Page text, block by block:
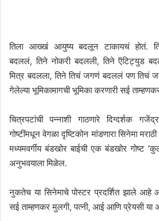
तिला आख्खं आयुष्य बदलून टाकायचं होतं.
बदललं, तिने नोकरी बदलली, तिने ऍटिट्युड
मित्र बदलला, तिने तिचं जगणं बदललं पण तिचं
गेलेल्या भूमिकामागची भूमिका करणारी सई
चित्रपटांची पन्नाशी गाठणारे दिग्दर्शक
गोष्टींमधून वेगळा दृष्टिकोन मांडणारा सिनेमा
मध्यमवर्गीय बंडखोर बाईची एक बंडखोर गोष्ट
अनुभवयाला मिळेल.
नुकतेच या सिनेमाचे पोस्टर प्रदर्शित झाले आहे
सई ताम्हणकर मुलगी, पत्नी, आई आणि प्रेयसी या